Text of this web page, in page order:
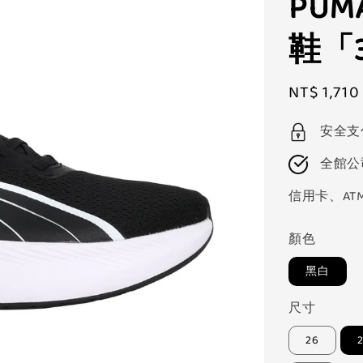
鞋「
Sale
price
NT$ 1,710
安全
全館
信用卡、
顏色
黑白
尺寸
26